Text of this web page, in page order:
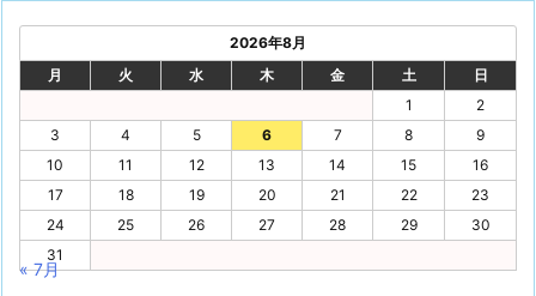
2026年8月
月
火 水 木 金 土
日
1
2
3
4 5 6 7 8
9
10
11 12 13 14 15
16
17
18 19 20 21 22
23
24
25 26 27 28 29
30
31
« 7月